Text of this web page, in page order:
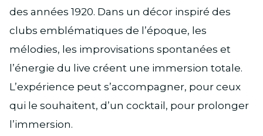
des années 1920. Dans un décor inspiré des
clubs emblématiques de l’époque, les
mélodies, les improvisations spontanées et
l’énergie du live créent une immersion totale.
L’expérience peut s’accompagner, pour ceux
qui le souhaitent, d’un cocktail, pour prolonger
l’immersion.